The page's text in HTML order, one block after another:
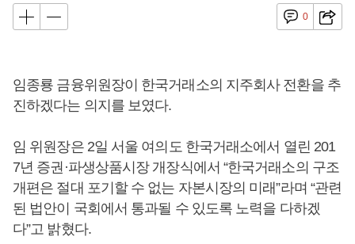
0
임종룡 금융위원장이 한국거래소의 지주회사 전환을 추
진하겠다는 의지를 보였다.
임 위원장은 2일 서울 여의도 한국거래소에서 열린 201
7년 증권·파생상품시장 개장식에서 “한국거래소의 구조
개편은 절대 포기할 수 없는 자본시장의 미래”라며 “관련
된 법안이 국회에서 통과될 수 있도록 노력을 다하겠
다”고 밝혔다.